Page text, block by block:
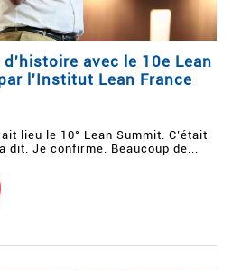
avec le 10e Lean
l'Institut Lean France
lieu le 10° Lean Summit. C’était
dit. Je confirme. Beaucoup de...